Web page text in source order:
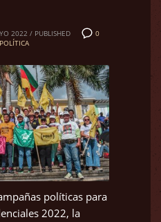
0
2022 / PUBLISHED
políticas para
2022, la